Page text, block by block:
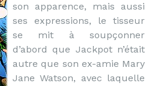
son apparence, mais aussi
ses expressions, le tisseur
se mit à soupçonner
d’abord que Jackpot n’était
autre que son ex-amie Mary
Jane Watson, avec laquelle